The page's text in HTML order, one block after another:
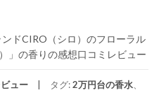
ドCIRO（シロ）のフローラル
」の香りの感想口コミレビュー
ュー タグ:2万円台の香水、